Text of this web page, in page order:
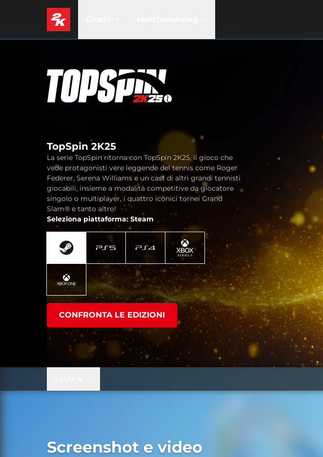
TopSpin 2K25
La serie TopSpin ritorna con TopSpin 2K25, il gioco che
vede protagonisti vere leggende del tennis come Roger
Federer, Serena Williams e un cast di altri grandi tennisti
giocabili, insieme a modalità competitive da giocatore
singolo o multiplayer, i quattro iconici tornei Grand
Slam® e tanto altro!
Seleziona piattaforma: Steam
CONFRONTA LE EDIZIONI
Screenshot e video